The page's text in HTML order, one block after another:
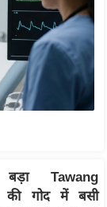
Tawang
की गोद में बसी